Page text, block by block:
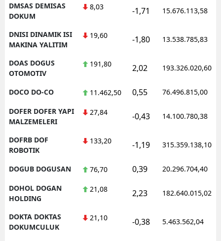
DMSAS DEMISAS
DOKUM
8,03 -1,71 15.676.113,58
DNISI DINAMIK ISI
MAKINA YALITIM
19,60 -1,80 13.538.785,83
DOAS DOGUS
OTOMOTIV
191,80 2,02 193.326.020,60
DOCO DO-CO 11.462,50 0,55 76.496.815,00
DOFER DOFER YAPI
MALZEMELERI
27,84 -0,43 14.100.780,38
DOFRB DOF
ROBOTIK
133,20 -1,19 315.359.138,10
DOGUB DOGUSAN 76,70 0,39 20.296.704,40
DOHOL DOGAN
HOLDING
21,08 2,23 182.640.015,02
DOKTA DOKTAS
DOKUMCULUK
21,10 -0,38 5.463.562,04